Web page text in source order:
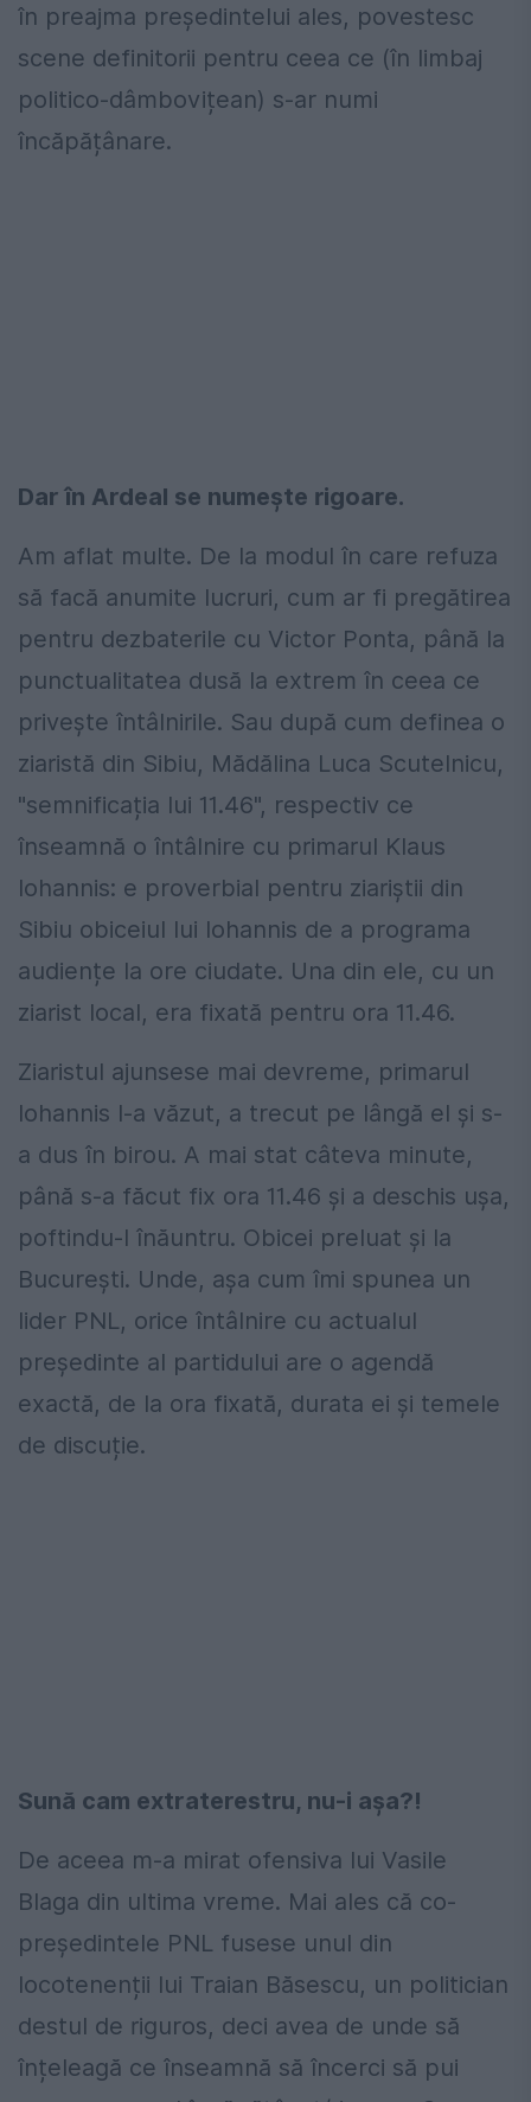
în preajma președintelui ales, povestesc
scene definitorii pentru ceea ce (în limbaj
politico-dâmbovițean) s-ar numi
încăpățânare.
Dar în Ardeal se numește rigoare.
Am aflat multe. De la modul în care refuza
să facă anumite lucruri, cum ar fi pregătirea
pentru dezbaterile cu Victor Ponta, până la
punctualitatea dusă la extrem în ceea ce
privește întâlnirile. Sau după cum definea o
ziaristă din Sibiu, Mădălina Luca Scutelnicu,
"semnificația lui 11.46", respectiv ce
înseamnă o întâlnire cu primarul Klaus
Iohannis: e proverbial pentru ziariștii din
Sibiu obiceiul lui Iohannis de a programa
audiențe la ore ciudate. Una din ele, cu un
ziarist local, era fixată pentru ora 11.46.
Ziaristul ajunsese mai devreme, primarul
Iohannis l-a văzut, a trecut pe lângă el și s-
a dus în birou. A mai stat câteva minute,
până s-a făcut fix ora 11.46 și a deschis ușa,
poftindu-l înăuntru. Obicei preluat și la
București. Unde, așa cum îmi spunea un
lider PNL, orice întâlnire cu actualul
președinte al partidului are o agendă
exactă, de la ora fixată, durata ei și temele
de discuție.
Sună cam extraterestru, nu-i așa?!
De aceea m-a mirat ofensiva lui Vasile
Blaga din ultima vreme. Mai ales că co-
președintele PNL fusese unul din
locotenenții lui Traian Băsescu, un politician
destul de riguros, deci avea de unde să
înțeleagă ce înseamnă să încerci să pui